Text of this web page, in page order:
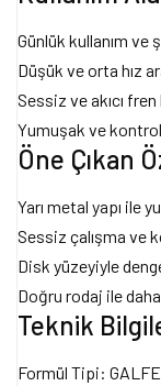
Günlük kullanım ve
Düşük ve orta hız
Sessiz ve akıcı
Yumuşak ve
Öne Çıkan
Yarı metal yapı ile
Sessiz çalışma ve
Disk yüzeyiyle
Doğru rodaj ile
Teknik
Formül Tipi: